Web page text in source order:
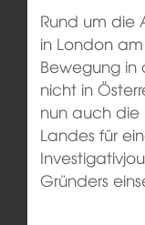
Rund um die
in London
Bewegung in
nicht in
nun auch die
Landes für
Gründers